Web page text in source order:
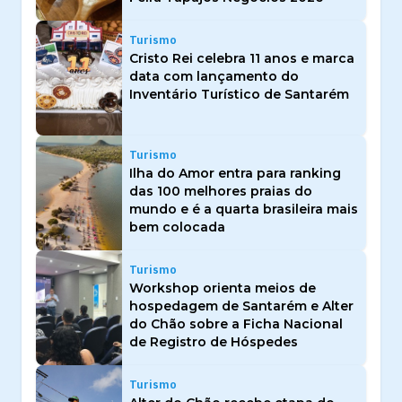
Turismo
Cristo Rei celebra 11 anos e marca
data com lançamento do
Inventário Turístico de Santarém
Turismo
Ilha do Amor entra para ranking
das 100 melhores praias do
mundo e é a quarta brasileira mais
bem colocada
Turismo
Workshop orienta meios de
hospedagem de Santarém e Alter
do Chão sobre a Ficha Nacional
de Registro de Hóspedes
Turismo